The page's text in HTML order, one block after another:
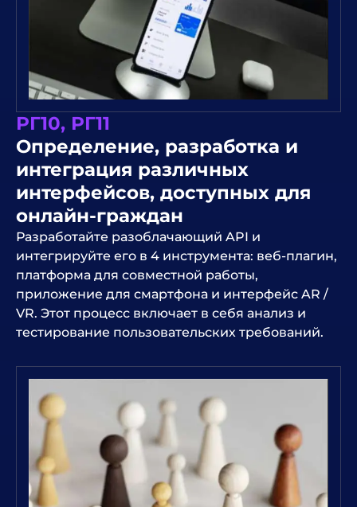
РГ10, РГ11
Определение, разработка и
интеграция различных
интерфейсов, доступных для
онлайн-граждан
Разработайте разоблачающий API и
интегрируйте его в 4 инструмента: веб-плагин,
платформа для совместной работы,
приложение для смартфона и интерфейс AR /
VR. Этот процесс включает в себя анализ и
тестирование пользовательских требований.